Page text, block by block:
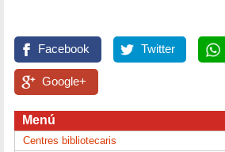
Facebook Twitter
Google+
Menú
Centres bibliotecaris